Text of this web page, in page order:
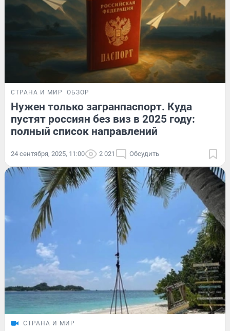
СТРАНА И МИР ОБЗОР
Нужен только загранпаспорт. Куда
пустят россиян без виз в 2025 году:
полный список направлений
24 сентября, 2025, 11:00 2 021 Обсудить
СТРАНА И МИР